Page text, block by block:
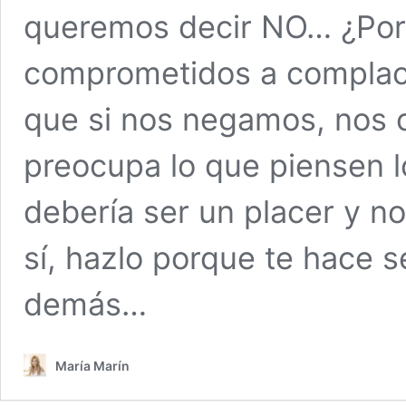
queremos decir NO…
comprometidos a
que si nos negamos, nos
preocupa lo que piensen
debería ser un placer y
sí, hazlo porque te hace
demás…
María Marín